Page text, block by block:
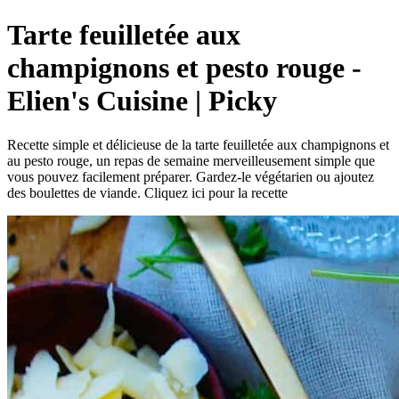
Tarte feuilletée aux
champignons et pesto rouge -
Elien's Cuisine | Picky
Recette simple et délicieuse de la tarte feuilletée aux champignons et
au pesto rouge, un repas de semaine merveilleusement simple que
vous pouvez facilement préparer. Gardez-le végétarien ou ajoutez
des boulettes de viande. Cliquez ici pour la recette